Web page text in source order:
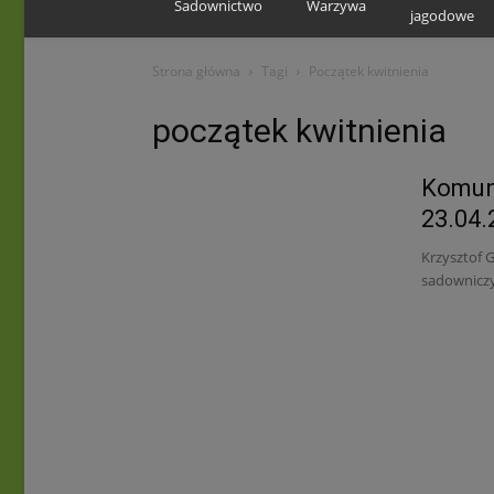
Sadownictwo Warzywa
jagodowe
Strona główna Tagi Początek kwitnienia
początek kwitnienia
Krzysztof